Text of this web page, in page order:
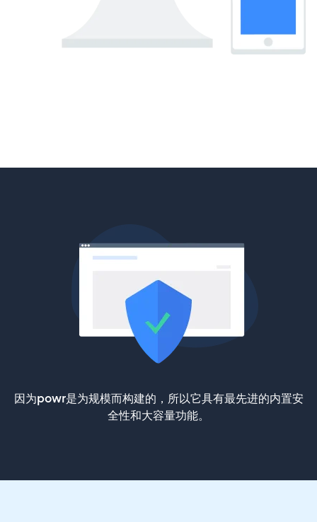
因为powr是为规模而构建的，所以它具有最先进的内置安
全性和大容量功能。